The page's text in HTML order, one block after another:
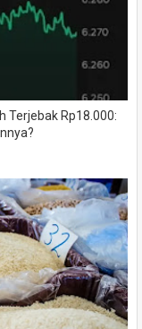
Terjebak Rp18.000: